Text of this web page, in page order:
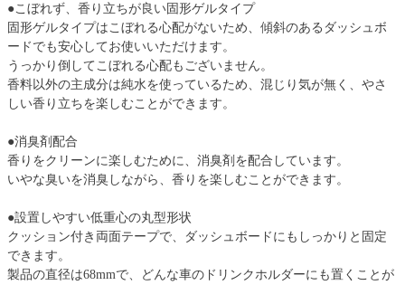
●こぼれず、香り立ちが良い固形ゲルタイプ
固形ゲルタイプはこぼれる心配がないため、傾斜のあるダッシュボ
ードでも安心してお使いいただけます。
うっかり倒してこぼれる心配もございません。
香料以外の主成分は純水を使っているため、混じり気が無く、やさ
しい香り立ちを楽しむことができます。
●消臭剤配合
香りをクリーンに楽しむために、消臭剤を配合しています。
いやな臭いを消臭しながら、香りを楽しむことができます。
●設置しやすい低重心の丸型形状
クッション付き両面テープで、ダッシュボードにもしっかりと固定
できます。
製品の直径は68mmで、どんな車のドリンクホルダーにも置くことが